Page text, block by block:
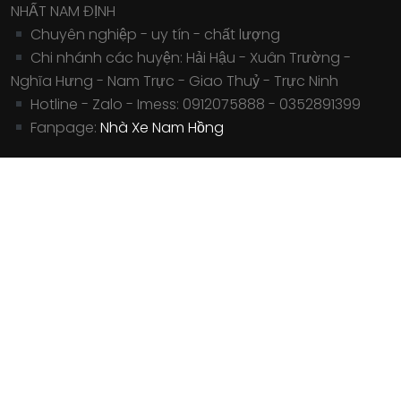
NHẤT NAM ĐỊNH
Chuyên nghiệp - uy tín - chất lượng
Chi nhánh các huyện: Hải Hậu - Xuân Trường -
Nghĩa Hưng - Nam Trực - Giao Thuỷ - Trực Ninh
Hotline - Zalo - Imess: 0912075888 - 0352891399
Fanpage: Nhà Xe Nam Hồng